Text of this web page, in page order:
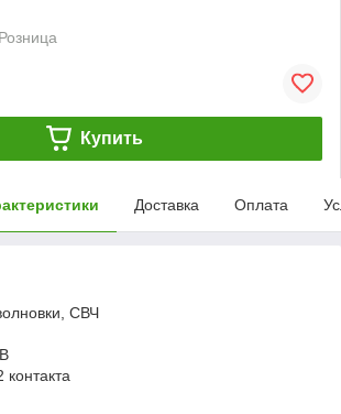
Розница
Купить
Доставка Оплата
СВЧ